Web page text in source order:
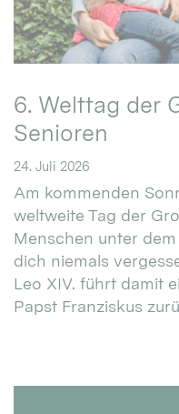
6. Welttag der
Senioren
24. Juli 2026
Am kommenden
weltweite Tag der
Menschen unter
dich niemals
Leo XIV. führt damit
Papst Franziskus